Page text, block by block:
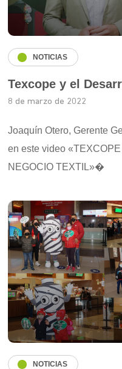
NOTICIAS
Texcope y el
8 de marzo de 2022
Joaquín Otero, Gerente
en este video
NEGOCIO TEXTIL»�
NOTICIAS